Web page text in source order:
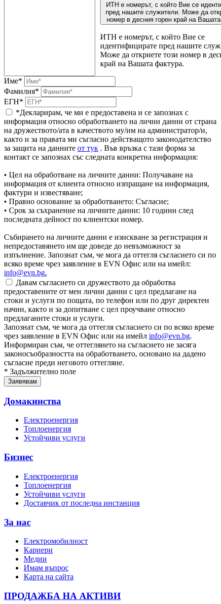
ИТН е номерът, с който Вие се
пред нашите служители. Може да
номер в десния горен край на
ИТН е номерът, с който Вие се
идентифицирате пред нашите
Може да откриете този номер в
край на Вашата фактура.
Име*
Фамилия*
ЕГН*
*Декларирам, че ми е предоставена и се запознах с
информация относно обработването на лични данни от страна
на дружеството/ата в качеството му/им на администратор/и,
както и за правата ми съгласно действащото законодателство
за защита на данните от тук . Във връзка с тази форма за
контакт се запознах със следната конкретна информация:
• Цел на обработване на личните данни: Получаване на
информация от клиента относно изпращане на информация,
фактури и известяване;
• Правно основание за обработването: Съгласие;
• Срок за съхранение на личните данни: 10 години след
последната дейност по клиентски номер.
Събирането на личните данни е изискване за регистрация и
непредоставянето им ще доведе до невъзможност за
изпълнение. Запознат съм, че мога да оттегля съгласието си по
всяко време чрез заявление в EVN Офис или на имейл:
info@evn.bg.
Давам съгласието си дружеството да обработва
предоставените от мен лични данни с цел предлагане на
стоки и услуги по пощата, по телефон или по друг директен
начин, както и за допитване с цел проучване относно
предлаганите стоки и услуги.
Запознат съм, че мога да оттегля съгласието си по всяко време
чрез заявление в EVN Офис или на имейл info@evn.bg.
Информиран съм, че оттеглянето на съгласието не засяга
законосъобразността на обработването, основано на дадено
съгласие преди неговото оттегляне.
* Задължително поле
Домакинства
Електроенергия
Топлоенергия
Устойчиви услуги
Бизнес
Електроенергия
Топлоенергия
Устойчиви услуги
Доставчик от последна инстанция
За нас
Електромобилност
Кариери
Медии
Имам въпрос
Карта на сайта
ПРОДАЖБА НА АКТИВИ